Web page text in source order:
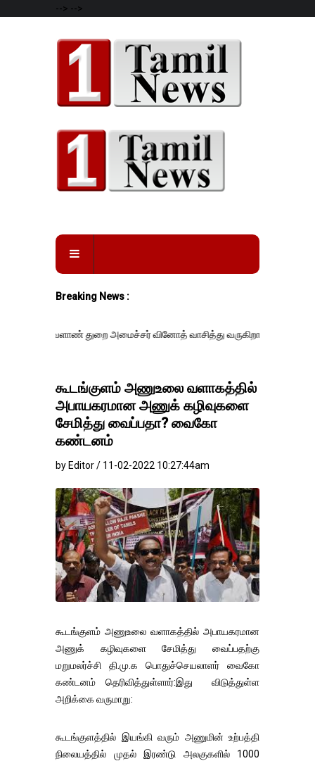
--> -->
Breaking News :
துறை அமைச்சர் வினோத் வாசித்து வருகிறார். �.
கூடங்குளம் அணுஉலை வளாகத்தில்
அபாயகரமான அணுக் கழிவுகளை
சேமித்து வைப்பதா? வைகோ
கண்டனம்
by Editor / 11-02-2022 10:27:44am
கூடங்குளம் அணுஉலை வளாகத்தில் அபாயகரமான
அணுக் கழிவுகளை சேமித்து வைப்பதற்கு
மறுமலர்ச்சி தி.மு.க பொதுச்செயலாளர் வைகோ
கண்டனம் தெரிவித்துள்ளார்:இது விடுத்துள்ள
அறிக்கை வருமாறு:
கூடங்குளத்தில் இயங்கி வரும் அணுமின் உற்பத்தி
நிலையத்தில் முதல் இரண்டு அலகுகளில் 1000